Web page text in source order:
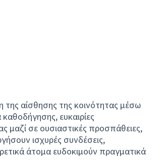
αίσθησης της κοινότητας μέσω
ευκαιρίες
μαζί σε ουσιαστικές προσπάθειες,
ισχυρές συνδέσεις,
άτομα ευδοκιμούν πραγματικά